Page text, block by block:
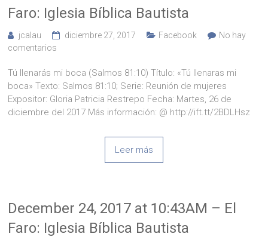
Faro: Iglesia Bíblica Bautista
jcalau diciembre 27, 2017 Facebook
No hay
comentarios
Tú llenarás mi boca (Salmos 81:10) Título: «Tú llenaras mi
boca» Texto: Salmos 81:10; Serie: Reunión de mujeres
Expositor: Gloria Patricia Restrepo Fecha: Martes, 26 de
diciembre del 2017 Más información: @ http://ift.tt/2BDLHsz
Leer más
December 24, 2017 at 10:43AM – El
Faro: Iglesia Bíblica Bautista